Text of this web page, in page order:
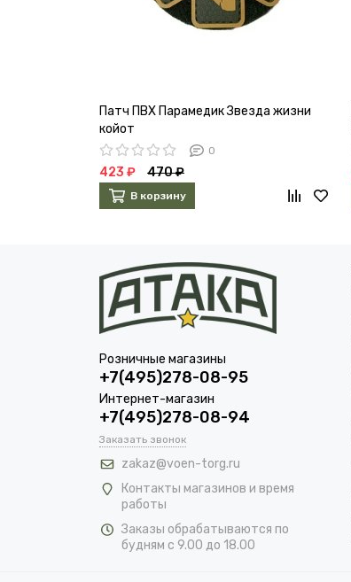
Патч ПВХ Парамедик Звезда жизни
койот
0
423 ₽ 470 ₽
В корзину
Розничные магазины
+7(495)278-08-95
Интернет-магазин
+7(495)278-08-94
Заказать звонок
zakaz@voen-torg.ru
Контакты магазинов и время
работы
Заказы обрабатываются по
будням с 9.00 до 18.00